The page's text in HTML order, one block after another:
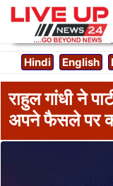
Hindi English
राहुल गांधी ने
अपने फैसले पर